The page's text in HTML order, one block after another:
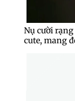
Nụ cười
cute, mang